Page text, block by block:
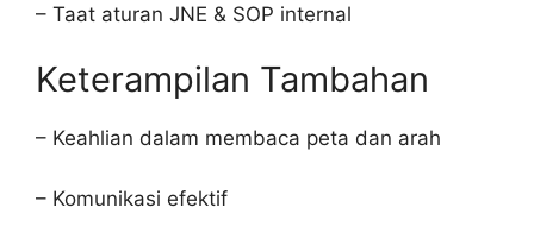
– Taat aturan JNE & SOP internal
Keterampilan Tambahan
– Keahlian dalam membaca peta dan arah
– Komunikasi efektif